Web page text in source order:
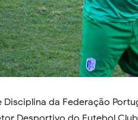
Disciplina da Federação